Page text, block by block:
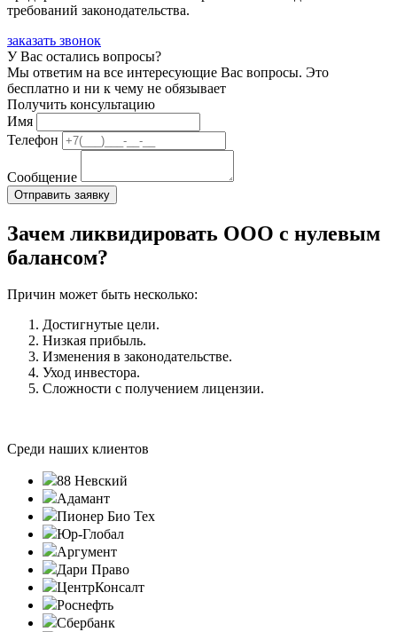
требований законодательства.
заказать звонок
У Вас остались вопросы?
Мы ответим на все интересующие Вас вопросы. Это
бесплатно и ни к чему не обязывает
Получить консультацию
Имя
Телефон
Сообщение
Зачем ликвидировать ООО с нулевым
балансом?
Причин может быть несколько:
Достигнутые цели.
Низкая прибыль.
Изменения в законодательстве.
Уход инвестора.
Сложности с получением лицензии.
Среди наших клиентов
88 Невский
Адамант
Пионер Био Тех
Юр-Глобал
Аргумент
Дари Право
ЦентрКонсалт
Роснефть
Сбербанк